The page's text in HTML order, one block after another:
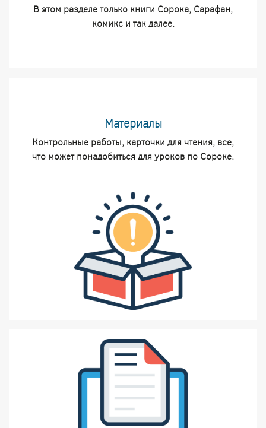
В этом разделе только книги Сорока, Сарафан,
комикс и так далее.
Материалы
Контрольные работы, карточки для чтения, все,
что может понадобиться для уроков по Сороке.